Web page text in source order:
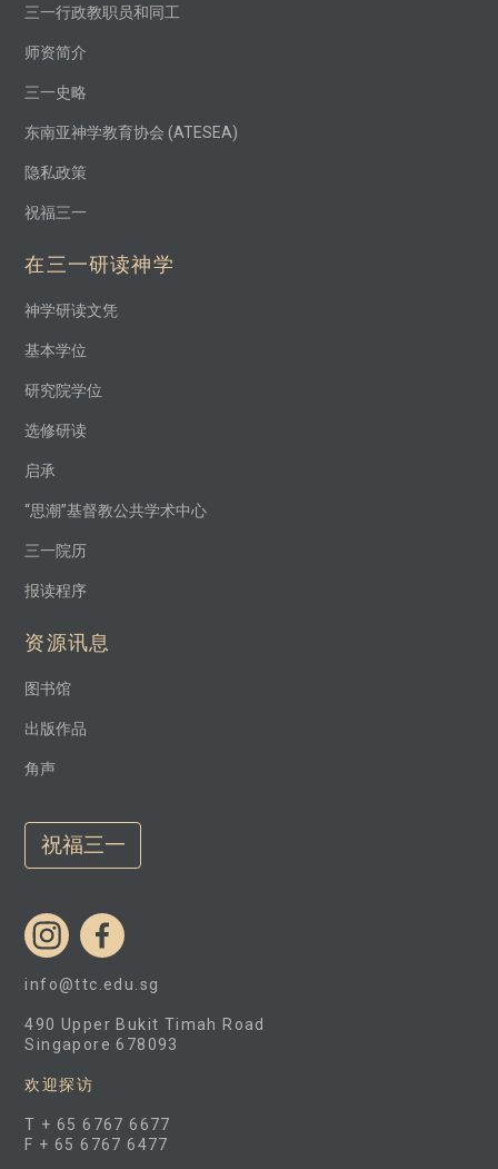
三一行政教职员和同工
师资简介
三一史略
东南亚神学教育协会 (ATESEA)
隐私政策
祝福三一
在三一研读神学
神学研读文凭
基本学位
研究院学位
选修研读
启承
“思潮”基督教公共学术中心
三一院历
报读程序
资源讯息
图书馆
出版作品
角声
祝福三一
info@ttc.edu.sg
490 Upper Bukit Timah Road
Singapore 678093
欢迎探访
T + 65 6767 6677
F + 65 6767 6477